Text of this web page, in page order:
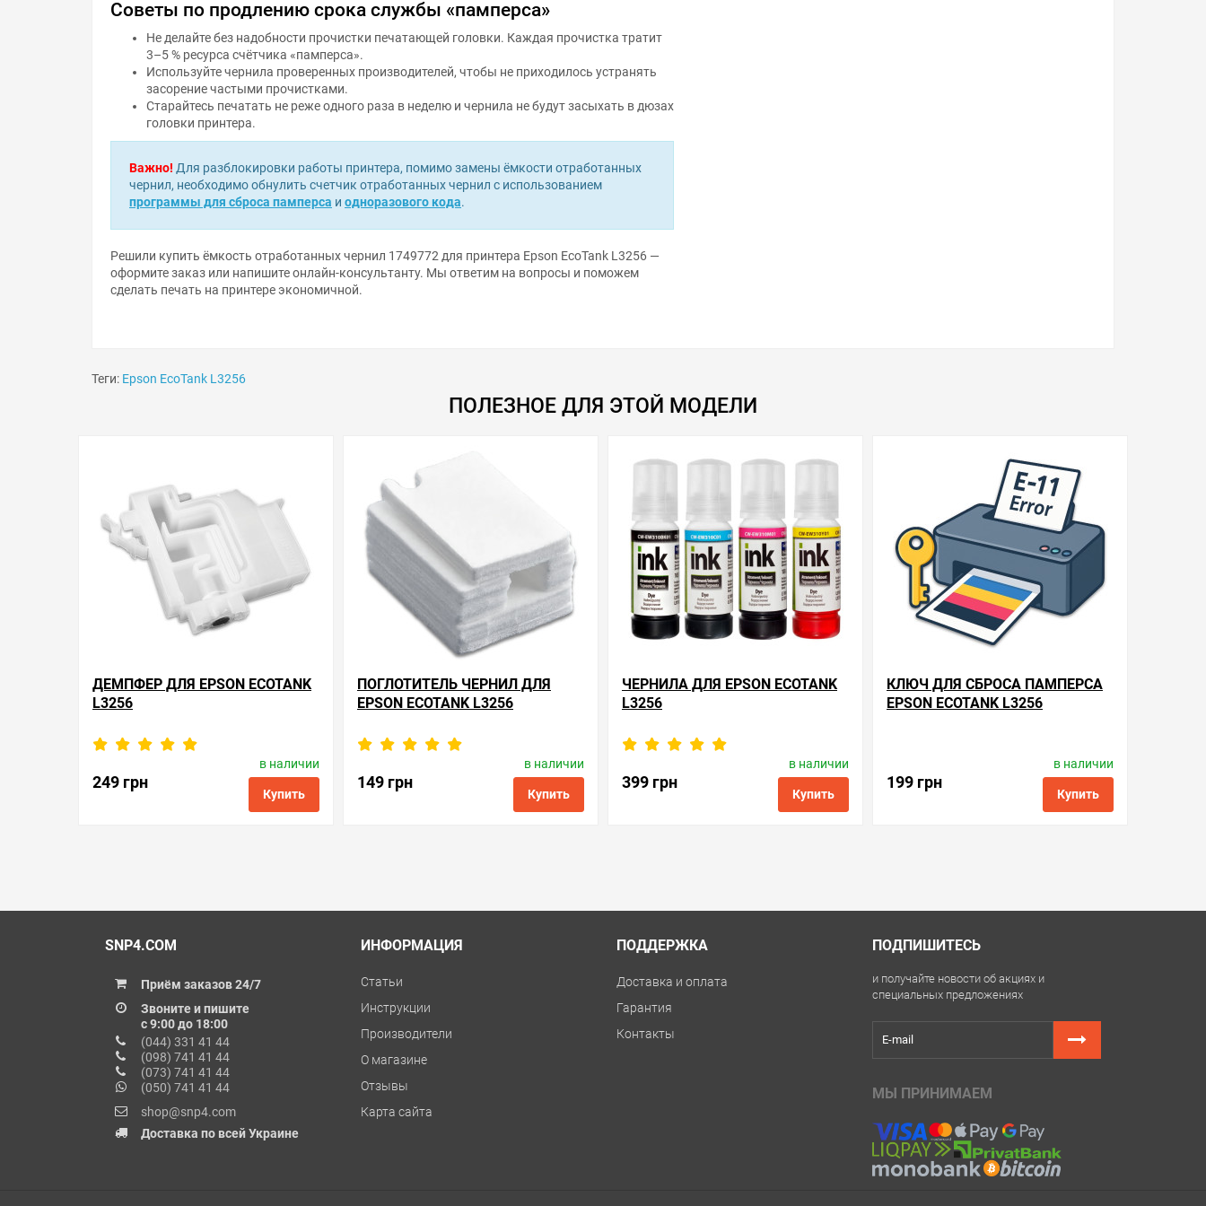
3–5 % ресурса счётчика «памперса».
Используйте чернила проверенных производителей, чтобы не приходилось устранять
засорение частыми прочистками.
Старайтесь печатать не реже одного раза в неделю и чернила не будут засыхать в дюзах
головки принтера.
чернил, необходимо обнулить счетчик отработанных чернил с использованием
программы для сброса памперсаиодноразового кода.
оформите заказ или напишите онлайн-консультанту. Мы ответим на вопросы и поможем
сделать печать на принтере экономичной.
ПОЛЕЗНОЕ ДЛЯ ЭТОЙ МОДЕЛИ
ДЕМПФЕР ДЛЯ EPSON ECOTANK
L3256
249 грн
Производитель:
dmp.e.1758383
ПОГЛОТИТЕЛЬ ЧЕРНИЛ ДЛЯ
EPSON ECOTANK L3256
149 грн
Производитель: Apex Microelectronics
ae.1749772
ЧЕРНИЛА ДЛЯ EPSON ECOTANK
L3256
399 грн
Производитель:
ink.e.103.4
КЛЮЧ ДЛЯ СБРОСА ПАМПЕРСА
EPSON ECOTANK L3256
199 грн
SNP4.COM
с 9:00 до 18:00
(044) 331 41 44
(098) 741 41 44
(073) 741 41 44
(050) 741 41 44
Доставка по всей Украине
ИНФОРМАЦИЯ ПОДДЕРЖКА ПОДПИШИТЕСЬ
специальных предложениях
МЫ ПРИНИМАЕМ